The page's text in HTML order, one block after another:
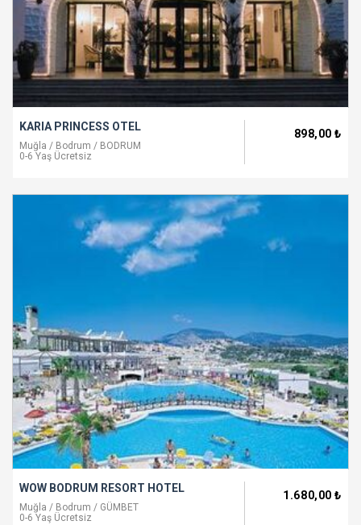
KARIA PRINCESS OTEL
Muğla / Bodrum / BODRUM
0-6 Yaş Ücretsiz
898,00 ₺
WOW BODRUM RESORT HOTEL
Muğla / Bodrum / GÜMBET
0-6 Yaş Ücretsiz
1.680,00 ₺